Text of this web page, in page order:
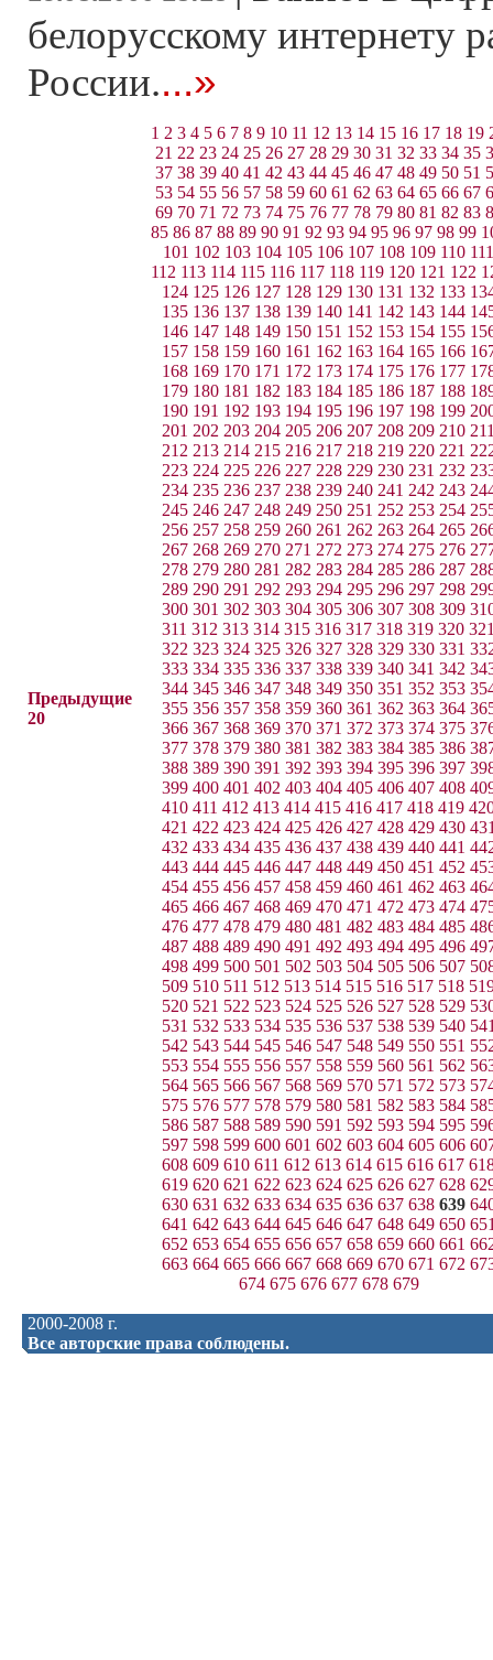
белорусскому интернету
России....»
Предыдущие
20
1 2 3 4 5 6 7 8 9 10 11 12 13 14 15 16 17 18 19
21 22 23 24 25 26 27 28 29 30 31 32 33 34 35
37 38 39 40 41 42 43 44 45 46 47 48 49 50 51
53 54 55 56 57 58 59 60 61 62 63 64 65 66 67
69 70 71 72 73 74 75 76 77 78 79 80 81 82 83
85 86 87 88 89 90 91 92 93 94 95 96 97 98 99
101 102 103 104 105 106 107 108 109 110 111
112 113 114 115 116 117 118 119 120 121 122
124 125 126 127 128 129 130 131 132 133
135 136 137 138 139 140 141 142 143 144
146 147 148 149 150 151 152 153 154 155
157 158 159 160 161 162 163 164 165 166
168 169 170 171 172 173 174 175 176 177
179 180 181 182 183 184 185 186 187 188
190 191 192 193 194 195 196 197 198 199
201 202 203 204 205 206 207 208 209 210
212 213 214 215 216 217 218 219 220 221
223 224 225 226 227 228 229 230 231 232
234 235 236 237 238 239 240 241 242 243
245 246 247 248 249 250 251 252 253 254
256 257 258 259 260 261 262 263 264 265
267 268 269 270 271 272 273 274 275 276
278 279 280 281 282 283 284 285 286 287
289 290 291 292 293 294 295 296 297 298
300 301 302 303 304 305 306 307 308 309
311 312 313 314 315 316 317 318 319 320
322 323 324 325 326 327 328 329 330 331
333 334 335 336 337 338 339 340 341 342
344 345 346 347 348 349 350 351 352 353
355 356 357 358 359 360 361 362 363 364
366 367 368 369 370 371 372 373 374 375
377 378 379 380 381 382 383 384 385 386
388 389 390 391 392 393 394 395 396 397
399 400 401 402 403 404 405 406 407 408
410 411 412 413 414 415 416 417 418 419
421 422 423 424 425 426 427 428 429 430
432 433 434 435 436 437 438 439 440 441
443 444 445 446 447 448 449 450 451 452
454 455 456 457 458 459 460 461 462 463
465 466 467 468 469 470 471 472 473 474
476 477 478 479 480 481 482 483 484 485
487 488 489 490 491 492 493 494 495 496
498 499 500 501 502 503 504 505 506 507
509 510 511 512 513 514 515 516 517 518
520 521 522 523 524 525 526 527 528 529
531 532 533 534 535 536 537 538 539 540
542 543 544 545 546 547 548 549 550 551
553 554 555 556 557 558 559 560 561 562
564 565 566 567 568 569 570 571 572 573
575 576 577 578 579 580 581 582 583 584
586 587 588 589 590 591 592 593 594 595
597 598 599 600 601 602 603 604 605 606
608 609 610 611 612 613 614 615 616 617
619 620 621 622 623 624 625 626 627 628
630 631 632 633 634 635 636 637 638 639
641 642 643 644 645 646 647 648 649 650
652 653 654 655 656 657 658 659 660 661
663 664 665 666 667 668 669 670 671 672
674 675 676 677 678 679
2000-2008 г.
Все авторские права соблюдены.